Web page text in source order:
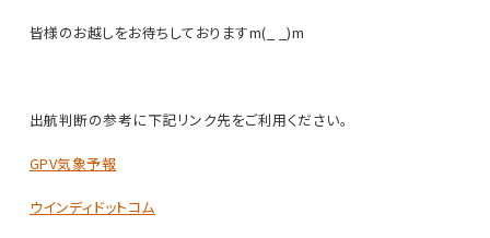
皆様のお越しをお待ちしておりますm(_ _)m
出航判断の参考に下記リンク先をご利用ください。
GPV気象予報
ウインディドットコム